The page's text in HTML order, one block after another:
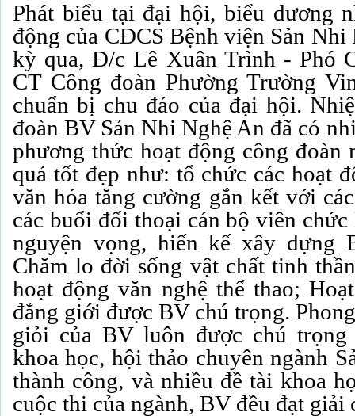
Phát biểu tại đại hội, biểu dương
động của CĐCS Bệnh viện Sản
kỳ qua, Đ/c Lê Xuân Trình - Phó
CT Công đoàn Phường Trường
chuẩn bị chu đáo của đại hội.
đoàn BV Sản Nhi Nghệ An đã có
phương thức hoạt động công đoàn
quả tốt đẹp như: tổ chức các hoạt
văn hóa tăng cường gắn kết với
các buổi đối thoại cán bộ viên
nguyện vọng, hiến kế xây dựng
Chăm lo đời sống vật chất tinh
hoạt động văn nghệ thể thao;
đẳng giới được BV chú trọng.
giỏi của BV luôn được chú
khoa học, hội thảo chuyên ngành
thành công, và nhiều đề tài khoa
cuộc thi của ngành, BV đều đạt giải